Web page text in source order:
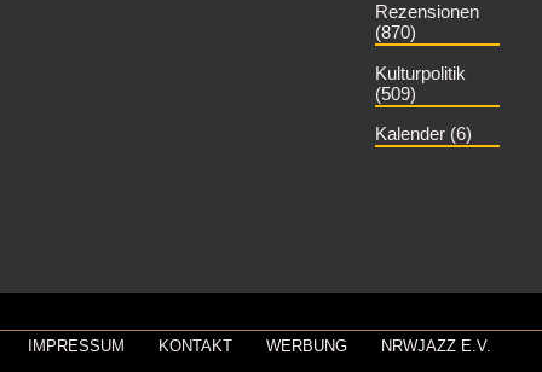
Rezensionen
(870)
Kulturpolitik
(509)
Kalender (6)
IMPRESSUM KONTAKT WERBUNG NRWJAZZ E.V.